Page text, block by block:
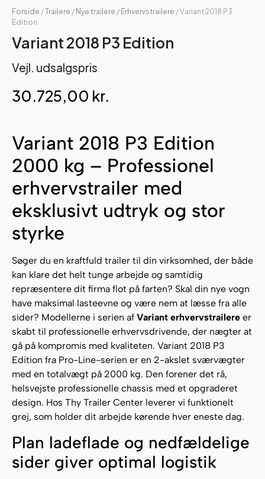
Forside /Trailere / Nye trailere / Erhvervstrailere / Variant 2018 P3
Edition
Variant 2018 P3 Edition
Vejl. udsalgspris
30.725,00 kr.
Variant 2018 P3 Edition
2000 kg – Professionel
erhvervstrailer med
eksklusivt udtryk og stor
styrke
Søger du en kraftfuld trailer til din virksomhed, der både
kan klare det helt tunge arbejde og samtidig
repræsentere dit firma flot på farten? Skal din nye vogn
have maksimal lasteevne og være nem at læsse fra alle
sider? Modellerne i serien af Variant erhvervstrailere er
skabt til professionelle erhvervsdrivende, der nægter at
gå på kompromis med kvaliteten. Variant 2018 P3
Edition fra Pro-Line-serien er en 2-akslet sværvægter
med en totalvægt på 2000 kg. Den forener det rå,
helsvejste professionelle chassis med et opgraderet
design. Hos Thy Trailer Center leverer vi funktionelt
grej, som holder dit arbejde kørende hver eneste dag.
Plan ladeflade og nedfældelige
sider giver optimal logistik